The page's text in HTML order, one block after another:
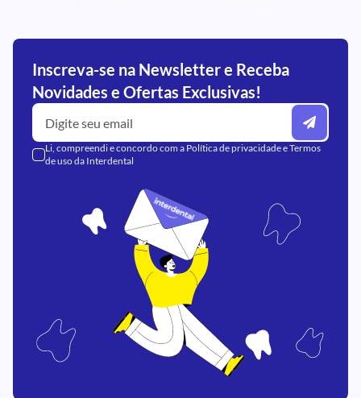
Inscreva-se na Newsletter e Receba
Novidades e Ofertas Exclusivas!
Li, compreendi e concordo com a Política de privacidadeeTermos
de usoda Interdental